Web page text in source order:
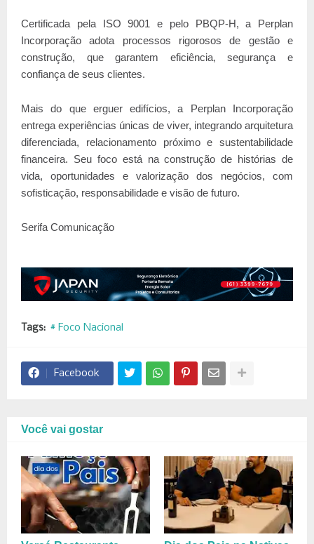
Certificada pela ISO 9001 e pelo PBQP-H, a Perplan
Incorporação adota processos rigorosos de gestão e
construção, que garantem eficiência, segurança e
confiança de seus clientes.
Mais do que erguer edifícios, a Perplan Incorporação
entrega experiências únicas de viver, integrando arquitetura
diferenciada, relacionamento próximo e sustentabilidade
financeira. Seu foco está na construção de histórias de
vida, oportunidades e valorização dos negócios, com
sofisticação, responsabilidade e visão de futuro.
Serifa Comunicação
Tags: # Foco Nacional
Facebook
Você vai gostar